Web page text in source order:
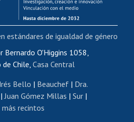
internos de capacitación
del personal
de movilidad interna
de renta
de renta honorarios
páginas blancas
Extranjeras/os
Bernardo O'Higgins 1058,
Chile, Casa Central
Bello | Beauchef| Dra.
| Juan Gómez Millas | Sur |
más recintos
estándares de igualdad de género